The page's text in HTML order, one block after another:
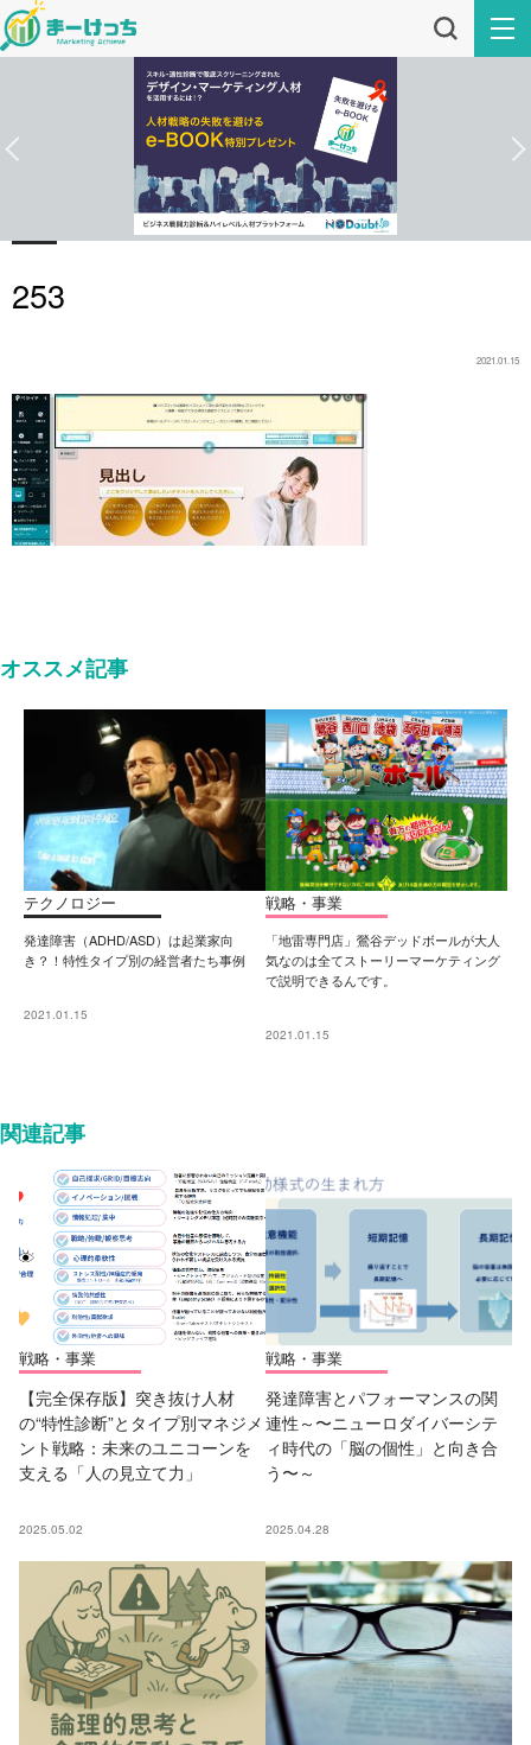
253
2021.01.15
オススメ記事
テクノロジー
発達障害（ADHD/ASD）は起業家向
き？！特性タイプ別の経営者たち事例
2021.01.15
戦略・事業
「地雷専門店」鶯谷デッドボールが大人
気なのは全てストーリーマーケティング
で説明できるんです。
2021.01.15
関連記事
戦略・事業
【完全保存版】突き抜け人材
の“特性診断”とタイプ別マネジメ
ント戦略：未来のユニコーンを
支える「人の見立て力」
2025.05.02
戦略・事業
発達障害とパフォーマンスの関
連性～〜ニューロダイバーシテ
ィ時代の「脳の個性」と向き合
う〜～
2025.04.28